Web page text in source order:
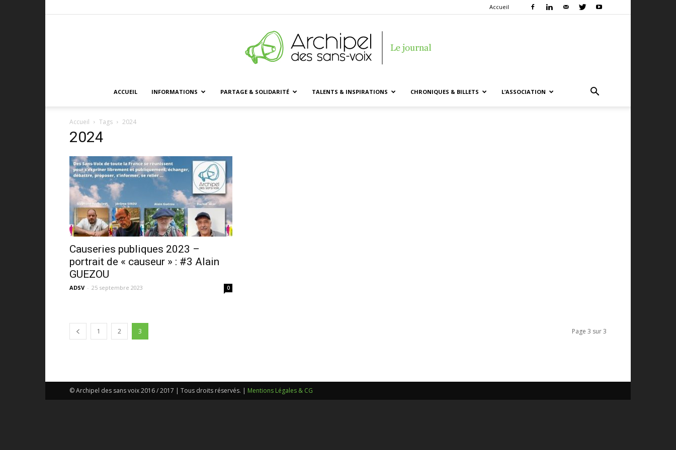
Accueil
ACCUEIL INFORMATIONS PARTAGE & SOLIDARITÉ TALENTS & INSPIRATIONS CHRONIQUES & BILLETS L’ASSOCIATION
Accueil Tags 2024
2024
Causeries publiques 2023 –
portrait de « causeur » : #3 Alain
GUEZOU
ADSV - 25 septembre 2023 0
1 2 3 Page 3 sur 3
© Archipel des sans voix 2016 / 2017 | Tous droits réservés. | Mentions Légales & CG